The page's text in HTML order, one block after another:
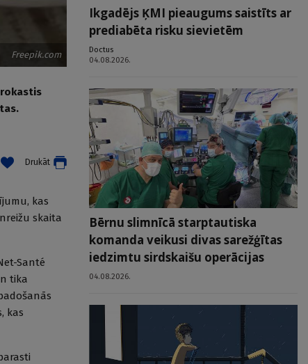
Freepik.com
Drukāt
kas
skaita
Santé
tika
kas
Ikgadējs ĶMI pieaugums saistīts ar
prediabēta risku sievietēm
Doctus
04.08.2026.
Bērnu slimnīcā starptautiska
komanda veikusi divas sarežģītas
iedzimtu sirdskaišu operācijas
04.08.2026.